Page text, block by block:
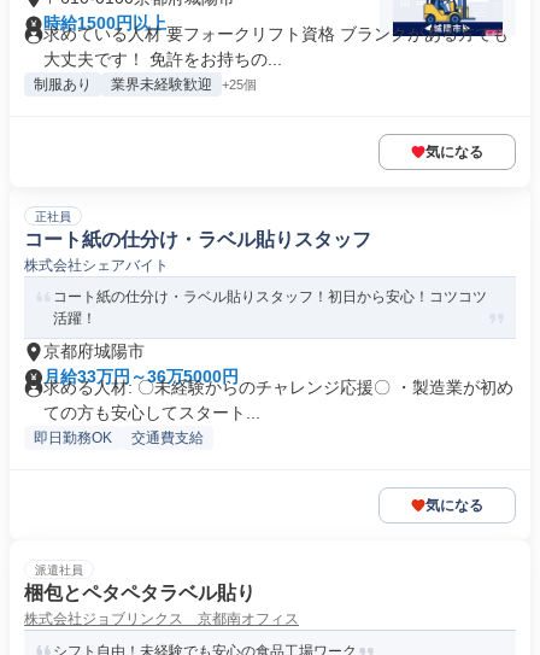
時給1500円以上
求めている人材 要フォークリフト資格 ブランクがある方でも
大丈夫です！ 免許をお持ちの...
制服あり 業界未経験歓迎 +25個
気になる
正社員
コート紙の仕分け・ラベル貼りスタッフ
株式会社シェアバイト
コート紙の仕分け・ラベル貼りスタッフ！初日から安心！コツコツ
活躍！
京都府城陽市
月給33万円～36万5000円
求める人材: 〇未経験からのチャレンジ応援〇 ・製造業が初め
ての方も安心してスタート...
即日勤務OK 交通費支給
気になる
派遣社員
梱包とペタペタラベル貼り
株式会社ジョブリンクス 京都南オフィス
シフト自由！未経験でも安心の食品工場ワーク